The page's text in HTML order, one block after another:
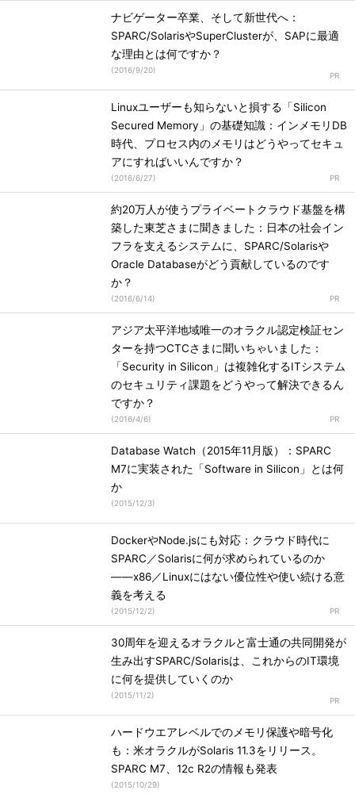
ナビゲーター卒業、そして新世代へ：
SPARC/SolarisやSuperClusterが、SAPに最適
な理由とは何ですか？
(2016/9/20)
Linuxユーザーも知らないと損する「Silicon
Secured Memory」の基礎知識：インメモリDB
時代、プロセス内のメモリはどうやってセキュ
アにすればいいんですか？
(2016/6/27)
約20万人が使うプライベートクラウド基盤を構
築した東芝さまに聞きました：日本の社会イン
フラを支えるシステムに、SPARC/Solarisや
Oracle Databaseがどう貢献しているのです
か？
(2016/6/14)
アジア太平洋地域唯一のオラクル認定検証セン
ターを持つCTCさまに聞いちゃいました：
「Security in Silicon」は複雑化するITシステム
のセキュリティ課題をどうやって解決できるん
ですか？
(2016/4/6)
Database Watch（2015年11月版）：SPARC
M7に実装された「Software in Silicon」とは何
か
(2015/12/3)
DockerやNode.jsにも対応：クラウド時代に
SPARC／Solarisに何が求められているのか
――x86／Linuxにはない優位性や使い続ける意
義を考える
(2015/12/2)
30周年を迎えるオラクルと富士通の共同開発が
生み出すSPARC/Solarisは、これからのIT環境
に何を提供していくのか
(2015/11/2)
ハードウエアレベルでのメモリ保護や暗号化
も：米オラクルがSolaris 11.3をリリース。
SPARC M7、12c R2の情報も発表
(2015/10/29)